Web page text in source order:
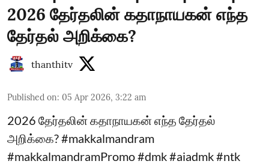
2026 தேர்தலின் கதாநாயகன் எந்த
தேர்தல் அறிக்கை?
thanthitv
Published on: 05 Apr 2026, 3:22 am
2026 தேர்தலின் கதாநாயகன் எந்த தேர்தல்
அறிக்கை? #makkalmandram
#makkalmandramPromo #dmk #aiadmk #ntk